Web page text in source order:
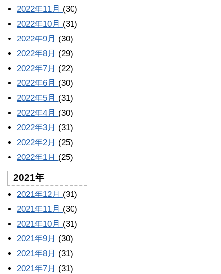
2022年11月 (30)
2022年10月 (31)
2022年9月 (30)
2022年8月 (29)
2022年7月 (22)
2022年6月 (30)
2022年5月 (31)
2022年4月 (30)
2022年3月 (31)
2022年2月 (25)
2022年1月 (25)
2021年
2021年12月 (31)
2021年11月 (30)
2021年10月 (31)
2021年9月 (30)
2021年8月 (31)
2021年7月 (31)